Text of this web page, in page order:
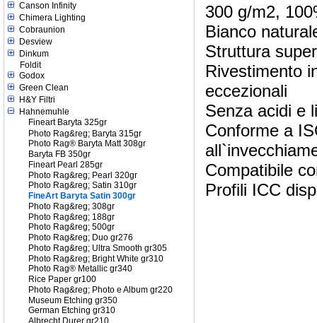
Canson Infinity
Chimera Lighting
Cobraunion
Desview
Dinkum
Foldit
Godox
Green Clean
H&Y Filtri
Hahnemuhle
Fineart Baryta 325gr
Photo Rag&reg; Baryta 315gr
Photo Rag® Baryta Matt 308gr
Baryta FB 350gr
Fineart Pearl 285gr
Photo Rag&reg; Pearl 320gr
Photo Rag&reg; Satin 310gr
FineArt Baryta Satin 300gr
Photo Rag&reg; 308gr
Photo Rag&reg; 188gr
Photo Rag&reg; 500gr
Photo Rag&reg; Duo gr276
Photo Rag&reg; Ultra Smooth gr305
Photo Rag&reg; Bright White gr310
Photo Rag® Metallic gr340
Rice Paper gr100
Photo Rag&reg; Photo e Album gr220
Museum Etching gr350
German Etching gr310
Albrecht Durer gr210
300 g/m2,
Bianco
Struttura
Rivestimento
eccezionali
Senza acidi e
Conforme a
Compatibile
Profili ICC